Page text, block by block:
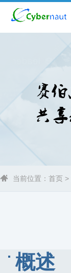
当前位置： 首页 >
概述